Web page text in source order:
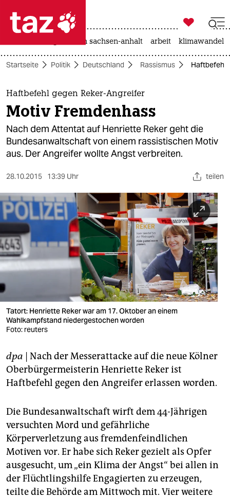
 taz zahl ich
taz zahl ich
themen
politik
öko
gesellschaft
sport
berlin
nord
verlag
verlag
shop
fragen & hilfe
abo
genossenschaft
epaper login

taz zahl ich
landtagswahl in sachsen-anhalt arbeit klimawandel
Startseite Politik Deutschland Rassismus Haftbefehl
Haftbefehl gegen Reker-Angreifer
Motiv Fremdenhass
Nach dem Attentat auf Henriette Reker geht die
Bundesanwaltschaft von einem rassistischen Motiv
aus. Der Angreifer wollte Angst verbreiten.
28.10.2015 13:39 Uhr teilen
Tatort: Henriette Reker war am 17. Oktober an einem
Wahlkampfstand niedergestochen worden
Foto: reuters
dpa | Nach der Messerattacke auf die neue Kölner
Oberbürgermeisterin Henriette Reker ist
Haftbefehl gegen den Angreifer erlassen worden.
Die Bundesanwaltschaft wirft dem 44-Jährigen
versuchten Mord und gefährliche
Körperverletzung aus fremdenfeindlichen
Motiven vor. Er habe sich Reker gezielt als Opfer
ausgesucht, um „ein Klima der Angst“ bei allen in
der Flüchtlingshilfe Engagierten zu erzeugen,
teilte die Behörde am Mittwoch mit. Vier weitere